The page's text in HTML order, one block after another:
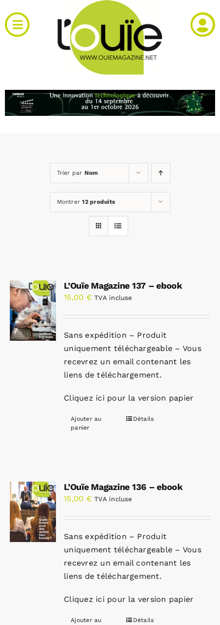
au
contenu
Toggle
Navigation
RH et emploi
Annonces emploi
Trier par Nom
Montrer12 produits
L’Ouïe Magazine 137 – ebook
15,00 € TVA incluse
Sans expédition – Produit
uniquement téléchargeable – Vous
recevrez un email contenant les
liens de téléchargement.
Cliquez ici pour la version papier
Ajouter au
panier
Détails
L’Ouïe Magazine 136 – ebook
15,00 € TVA incluse
Sans expédition – Produit
uniquement téléchargeable – Vous
recevrez un email contenant les
liens de téléchargement.
Cliquez ici pour la version papier
Ajouter au
Détails